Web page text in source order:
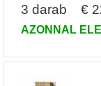
3 darab €
AZONNAL